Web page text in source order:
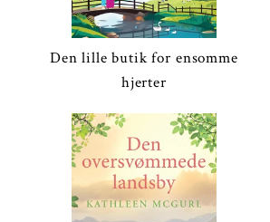
Den lille butik for ensomme
hjerter